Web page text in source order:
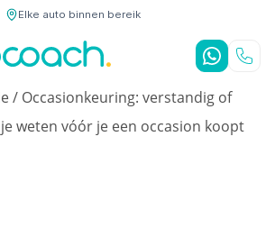
9,7/10 4,8/5
Elke auto binnen bereik
/ Occasionkeuring: verstandig of
weten vóór je een occasion koopt